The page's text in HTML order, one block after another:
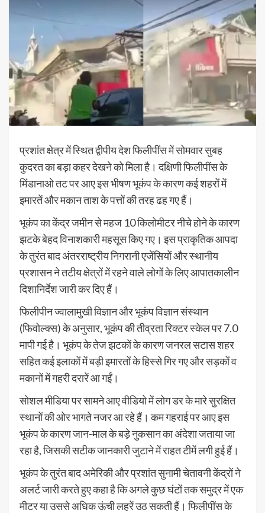
प्रशांत क्षेत्र में स्थित द्वीपीय देश फिलीपींस में सोमवार सुबह
कुदरत का बड़ा कहर देखने को मिला है। दक्षिणी फिलीपींस के
मिंडानाओ तट पर आए इस भीषण भूकंप के कारण कई शहरों में
इमारतें और मकान ताश के पत्तों की तरह ढह गए हैं।
भूकंप का केंद्र जमीन से महज 10 किलोमीटर नीचे होने के कारण
झटके बेहद विनाशकारी महसूस किए गए। इस प्राकृतिक आपदा
के तुरंत बाद अंतरराष्ट्रीय निगरानी एजेंसियों और स्थानीय
प्रशासन ने तटीय क्षेत्रों में रहने वाले लोगों के लिए आपातकालीन
दिशानिर्देश जारी कर दिए हैं।
फिलीपीन ज्वालामुखी विज्ञान और भूकंप विज्ञान संस्थान
(फिवोल्क्स) के अनुसार, भूकंप की तीव्रता रिक्टर स्केल पर 7.0
मापी गई है। भूकंप के तेज झटकों के कारण जनरल सटास शहर
सहित कई इलाकों में बड़ी इमारतों के हिस्से गिर गए और सड़कों व
मकानों में गहरी दरारें आ गईं।
सोशल मीडिया पर सामने आए वीडियो में लोग डर के मारे सुरक्षित
स्थानों की ओर भागते नजर आ रहे हैं। कम गहराई पर आए इस
भूकंप के कारण जान-माल के बड़े नुकसान का अंदेशा जताया जा
रहा है, जिसकी सटीक जानकारी जुटाने में राहत टीमें लगी हुई हैं।
भूकंप के तुरंत बाद अमेरिकी और प्रशांत सुनामी चेतावनी केंद्रों ने
अलर्ट जारी करते हुए कहा है कि अगले कुछ घंटों तक समुद्र में एक
मीटर या उससे अधिक ऊंची लहरें उठ सकती हैं। फिलीपींस के